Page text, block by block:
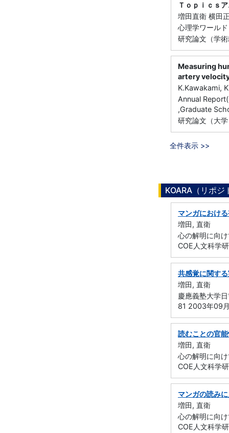
Ｔｏｐｉｃｓ
増田直衛 横田
心理学ワール
研究論文（学
Measuring
artery
K.Kawakami,
Annual
,Graduate
研究論文（大
全件表示 >>
KOARA（リポ
マンガにおけ
増田, 直衛
心の解明に向
COE人文科学
共感覚に関す
増田, 直衛
慶應義塾大学
81 2003年09
読むことの官
増田, 直衛
心の解明に向
COE人文科学
マンガの読み
増田, 直衛
心の解明に向
COE人文科学